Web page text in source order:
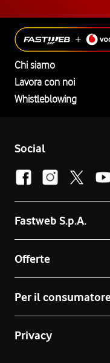
Chi siamo
Lavora con noi
Whistleblowing
Social
Fastweb S.p.A.
Offerte
Per il
Privacy